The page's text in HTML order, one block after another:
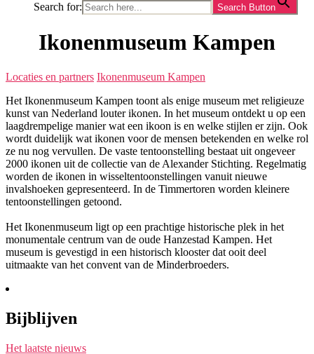
Search for: Search Button
Ikonenmuseum Kampen
Locaties en partners Ikonenmuseum Kampen
Het Ikonenmuseum Kampen toont als enige museum met religieuze
kunst van Nederland louter ikonen. In het museum ontdekt u op een
laagdrempelige manier wat een ikoon is en welke stijlen er zijn. Ook
wordt duidelijk wat ikonen voor de mensen betekenden en welke rol
ze nu nog vervullen. De vaste tentoonstelling bestaat uit ongeveer
2000 ikonen uit de collectie van de Alexander Stichting. Regelmatig
worden de ikonen in wisseltentoonstellingen vanuit nieuwe
invalshoeken gepresenteerd. In de Timmertoren worden kleinere
tentoonstellingen getoond.
Het Ikonenmuseum ligt op een prachtige historische plek in het
monumentale centrum van de oude Hanzestad Kampen. Het
museum is gevestigd in een historisch klooster dat ooit deel
uitmaakte van het convent van de Minderbroeders.
Bijblijven
Het laatste nieuws